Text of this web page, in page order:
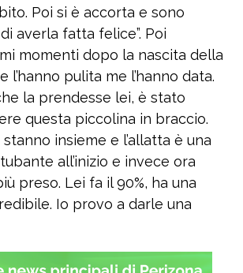
Poi si è accorta e sono
averla fatta felice”. Poi
momenti dopo la nascita della
l’hanno pulita me l’hanno data.
la prendesse lei, è stato
questa piccolina in braccio.
insieme e l’allatta è una
all’inizio e invece ora
preso. Lei fa il 90%, ha una
Io provo a darle una